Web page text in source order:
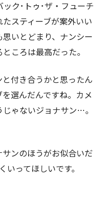
ク･トゥ･ザ・フューチ
スティーブが案外いい
いとどまり、ナンシー
ころは最高だった。
付き合うかと思ったん
選んだんですね。カメ
ゃないジョナサン…。
ンのほうがお似合いだ
いってほしいです。